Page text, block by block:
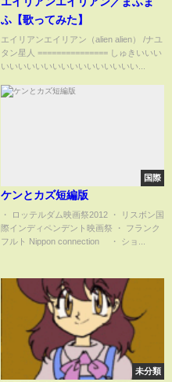
ふ【歌ってみた】
エイリアンエイリアン（alien alien） /ナユ
タン星人 =============== しゅきいいい
いいいいいいいいいいいいいいいい...
国際
ケンとカズ短編版
・ ロッテルダム映画祭2012 ・ リスボン国
際インディペンデント映画祭 ・ フランク
フルト Nippon connection ・ ショ...
未分類